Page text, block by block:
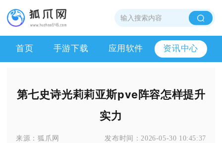
首页 手游下载 应用软件 资讯中心
第七史诗光莉莉亚斯pve阵容怎样提升
实力
来源：狐爪网 发布时间：2026-05-30 10:45:37